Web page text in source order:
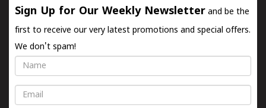
Sign Up for Our Weekly Newsletter and be the
first to receive our very latest promotions and special offers.
We don't spam!
Name
Email